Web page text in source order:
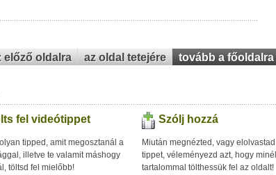
előző oldalra az oldal tetejére tovább a főoldalra
fel videótippet
tipped, amit megosztanál a
illetve te valamit máshogy
töltsd fel mielőbb!
Szólj hozzá
Miután megnézted, vagy
tippet, véleményezd azt, hogy
tartalommal tölthessük fel az oldalt!